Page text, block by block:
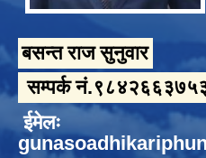
बसन्त राज सुनुवार
सम्पर्क
ईमेलः